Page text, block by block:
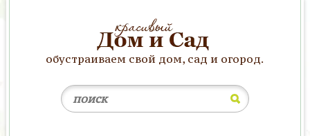
обустраиваем свой дом, сад и огород.